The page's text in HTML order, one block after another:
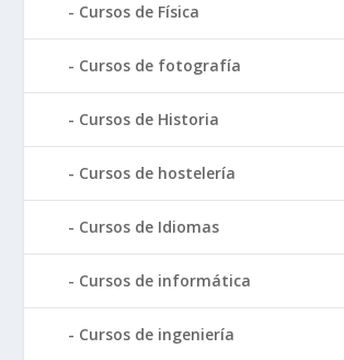
Cursos de Física
Cursos de fotografía
Cursos de Historia
Cursos de hostelería
Cursos de Idiomas
Cursos de informática
Cursos de ingeniería